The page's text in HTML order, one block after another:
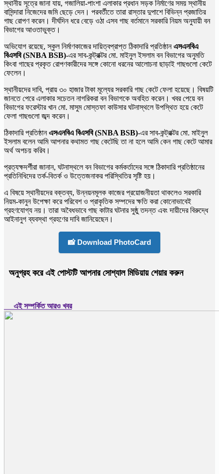
স্থানীয় সূত্রে জানা যায়, গজালিয়া-পাংশা এলাকার প্রধান সড়ক নির্মাণের সময় স্থানীয়
বাসিন্দারা নিজেদের জমি ছেড়ে দেন। পরবর্তীতে তারা রাস্তার দুপাশে বিভিন্ন প্রজাতির
গাছ রোপণ করেন। দীর্ঘদিন ধরে বেড়ে ওঠা এসব গাছ বর্তমানে সরকারি নিয়ম অনুযায়ী বন
বিভাগের আওতাভুক্ত।
অভিযোগ রয়েছে, স্কুল নির্মাণকাজের দায়িত্বপ্রাপ্ত ঠিকাদারি প্রতিষ্ঠানএসএনবিএ
বিএসবি (SNBA BSB)-এর সাব-কন্ট্রাক্টর মো. মাইনুল ইসলাম বন বিভাগের অনুমতি
কিংবা গাছের প্রকৃত রোপণকারীদের সঙ্গে কোনো ধরনের আলোচনা ছাড়াই গাছগুলো কেটে
ফেলেন।
স্থানীয়দের দাবি, প্রায় ৩০ হাজার টাকা মূল্যের সরকারি গাছ কেটে ফেলা হয়েছে। বিষয়টি
জানতে পেরে এলাকার সচেতন নাগরিকরা বন বিভাগকে অবহিত করেন। খবর পেয়ে বন
বিভাগের ফরেস্টার খান মো. মাসুম মোস্তফা কাউসার ঘটনাস্থলে উপস্থিত হয়ে কেটে
ফেলা গাছগুলো জব্দ করেন।
ঠিকাদারি প্রতিষ্ঠানএসএনবিএ বিএসবি (SNBA BSB)-এর সাব-কন্ট্রাক্টর মো. মাইনুল
ইসলাম বলেন আমি আপনার কথামত গাছ কেটেছি তা না হলে আমি কেন গাছ কেটে আমার
অর্থ অপচয় করিব।
প্রত্যক্ষদর্শীরা জানান, ঘটনাস্থলে বন বিভাগের কর্মকর্তাদের সঙ্গে ঠিকাদারি প্রতিষ্ঠানের
প্রতিনিধিদের তর্ক-বিতর্ক ও উত্তেজনাকর পরিস্থিতির সৃষ্টি হয়।
এ বিষয়ে স্থানীয়দের বক্তব্য, উন্নয়নমূলক কাজের প্রয়োজনীয়তা থাকলেও সরকারি
নিয়ম-কানুন উপেক্ষা করে পরিবেশ ও প্রাকৃতিক সম্পদের ক্ষতি করা কোনোভাবেই
গ্রহণযোগ্য নয়। তারা অবৈধভাবে গাছ কাটার ঘটনার সুষ্ঠু তদন্ত এবং দায়ীদের বিরুদ্ধে
আইনানুগ ব্যবস্থা গ্রহণের দাবি জানিয়েছেন।
📸 Download PhotoCard
অনুগ্রহ করে এই পোস্টটি আপনার সোশ্যাল মিডিয়ায় শেয়ার করুন
এই সম্পর্কিত আরও খবর